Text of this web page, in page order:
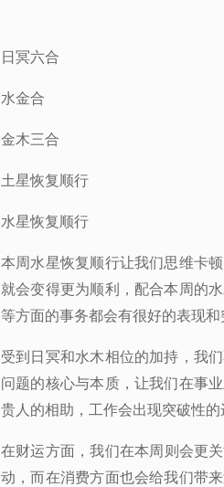
日冥六合
水金合
金木三合
土星恢复顺行
水星恢复顺行
本周水星恢复顺行让我们思维卡
就会变得更为顺利，配合本周的
等方面的事务都会有很好的表现和
受到日冥和水木相位的加持， 我
问题的核心与本质，让我们在事
贵人的相助，工作会出现突破性的
在财运方面，我们在本周则会更
动，而在消费方面也会给我们带